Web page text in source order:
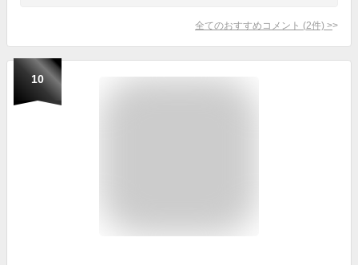
全てのおすすめコメント (2件) >
10